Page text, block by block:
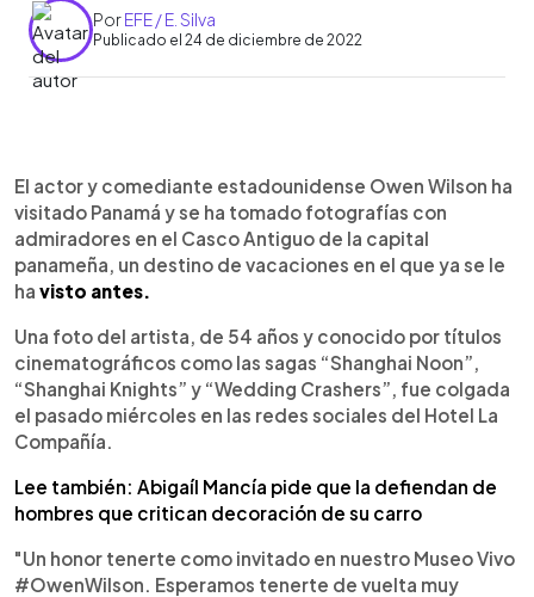
PorEFE / E. Silva
Publicado el 24 de diciembre de 2022
Escuchar artículo
El actor y comediante estadounidense Owen Wilson ha
visitado Panamá y se ha tomado fotografías con
admiradores en el Casco Antiguo de la capital
panameña, un destino de vacaciones en el que ya se le
ha visto antes.
Una foto del artista, de 54 años y conocido por títulos
cinematográficos como las sagas “Shanghai Noon”,
“Shanghai Knights” y “Wedding Crashers”, fue colgada
el pasado miércoles en las redes sociales del Hotel La
Compañía.
Lee también: Abigaíl Mancía pide que la defiendan de
hombres que critican decoración de su carro
"Un honor tenerte como invitado en nuestro Museo Vivo
#OwenWilson. Esperamos tenerte de vuelta muy